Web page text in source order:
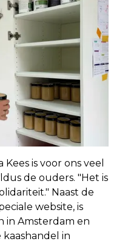
is voor ons veel
de ouders. "Het is
Naast de
website, is
in Amsterdam en
in